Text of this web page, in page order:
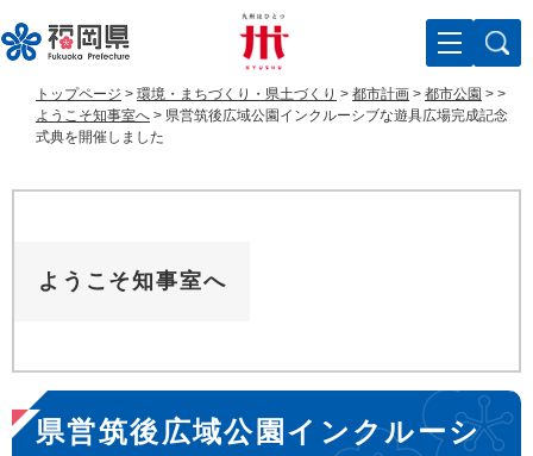
ー
ジ
す
ニ
ュ
し
トップページ > 環境・まちづくり・県土づくり > 都市計画 > 都市公園 > >
ようこそ知事室へ > 県営筑後広域公園インクルーシブな遊具広場完成記念
式典を開催しました
ようこそ知事室へ
本
文
県営筑後広域公園インクルーシ